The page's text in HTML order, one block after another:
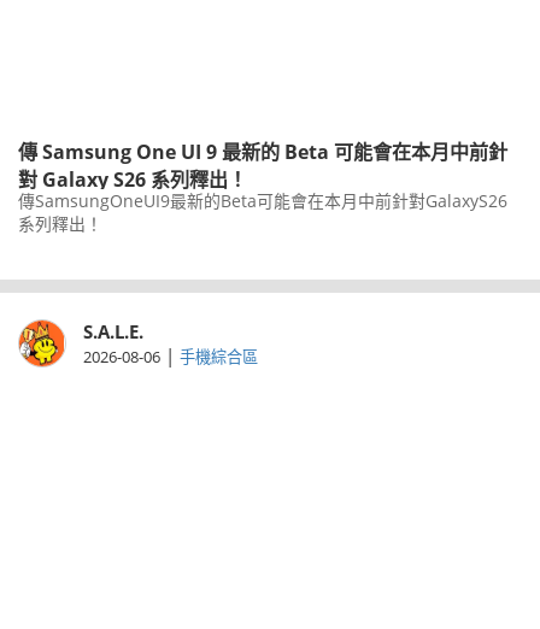
傳 Samsung One UI 9 最新的 Beta 可能會在本月中前針
對 Galaxy S26 系列釋出！
傳SamsungOneUI9最新的Beta可能會在本月中前針對GalaxyS26
系列釋出！
S.A.L.E.
2026-08-06 | 手機綜合區